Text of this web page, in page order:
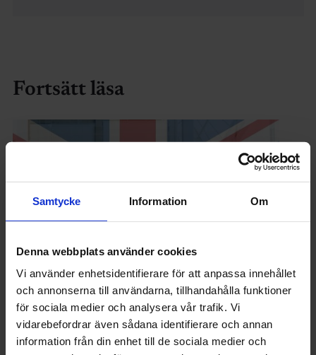
Samtycke Information Om
Denna webbplats använder cookies
Vi använder enhetsidentifierare för att anpassa innehållet
och annonserna till användarna, tillhandahålla funktioner
för sociala medier och analysera vår trafik. Vi
vidarebefordrar även sådana identifierare och annan
information från din enhet till de sociala medier och
Fortsätt läsa
INGENJÖREN
February: News from Ingenjören in English